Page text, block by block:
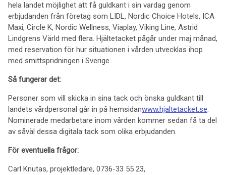
hela landet möjlighet att få guldkant i sin vardag genom
erbjudanden från företag som LIDL, Nordic Choice Hotels, ICA
Maxi, Circle K, Nordic Wellness, Viaplay, Viking Line, Astrid
Lindgrens Värld med flera. Hjältetacket pågår under maj månad,
med reservation för hur situationen i vården utvecklas ihop
med smittspridningen i Sverige.
Så fungerar det:
Personer som vill skicka in sina tack och önska guldkant till
landets vårdpersonal går in på hemsidanwww.hjaltetacket.se.
Nominerade medarbetare inom vården kommer sedan få ta del
av såväl dessa digitala tack som olika erbjudanden.
För eventuella frågor:
Carl Knutas, projektledare, 0736-33 55 23,